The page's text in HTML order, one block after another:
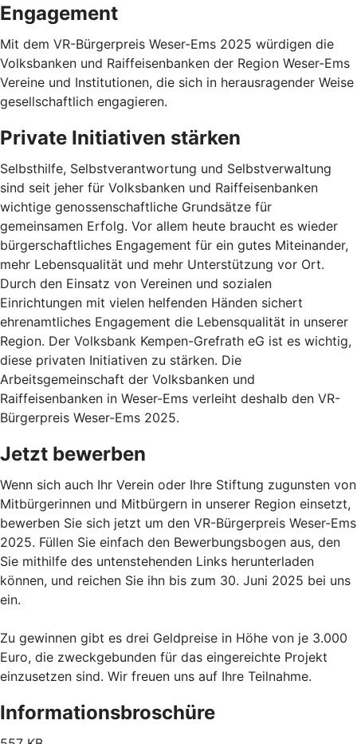
Engagement
Mit dem VR-Bürgerpreis Weser-Ems 2025 würdigen die
Volksbanken und Raiffeisenbanken der Region Weser-Ems
Vereine und Institutionen, die sich in herausragender Weise
gesellschaftlich engagieren.
Private Initiativen stärken
Selbsthilfe, Selbstverantwortung und Selbstverwaltung
sind seit jeher für Volksbanken und Raiffeisenbanken
wichtige genossenschaftliche Grundsätze für
gemeinsamen Erfolg. Vor allem heute braucht es wieder
bürgerschaftliches Engagement für ein gutes Miteinander,
mehr Lebensqualität und mehr Unterstützung vor Ort.
Durch den Einsatz von Vereinen und sozialen
Einrichtungen mit vielen helfenden Händen sichert
ehrenamtliches Engagement die Lebensqualität in unserer
Region. Der Volksbank Kempen-Grefrath eG ist es wichtig,
diese privaten Initiativen zu stärken. Die
Arbeitsgemeinschaft der Volksbanken und
Raiffeisenbanken in Weser-Ems verleiht deshalb den VR-
Bürgerpreis Weser-Ems 2025.
Jetzt bewerben
Wenn sich auch Ihr Verein oder Ihre Stiftung zugunsten von
Mitbürgerinnen und Mitbürgern in unserer Region einsetzt,
bewerben Sie sich jetzt um den VR-Bürgerpreis Weser-Ems
2025. Füllen Sie einfach den Bewerbungsbogen aus, den
Sie mithilfe des untenstehenden Links herunterladen
können, und reichen Sie ihn bis zum 30. Juni 2025 bei uns
ein.
Zu gewinnen gibt es drei Geldpreise in Höhe von je 3.000
Euro, die zweckgebunden für das eingereichte Projekt
einzusetzen sind. Wir freuen uns auf Ihre Teilnahme.
Informationsbroschüre